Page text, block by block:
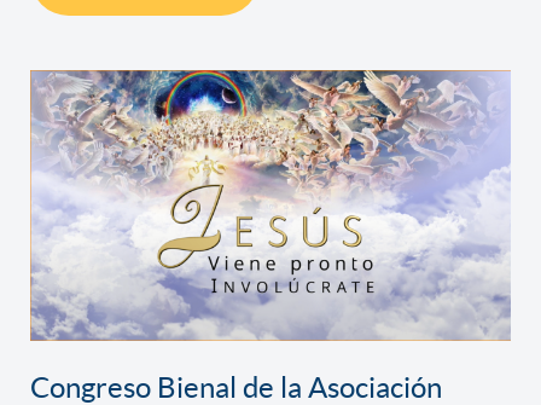
Congreso Bienal de la Asociación